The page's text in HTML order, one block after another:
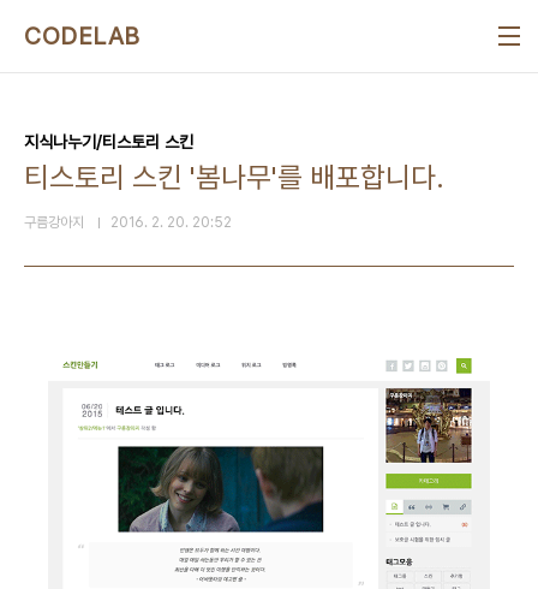
CODELAB
지식나누기/티스토리 스킨
티스토리 스킨 '봄나무'를 배포합니다.
구름강아지 2016. 2. 20. 20:52